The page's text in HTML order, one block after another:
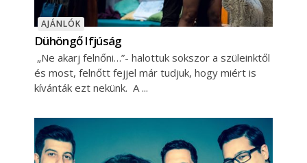
AJÁNLÓK
Dühöngő Ifjúság
„Ne akarj felnőni…”- halottuk sokszor a szüleinktől
és most, felnőtt fejjel már tudjuk, hogy miért is
kívánták ezt nekünk. A